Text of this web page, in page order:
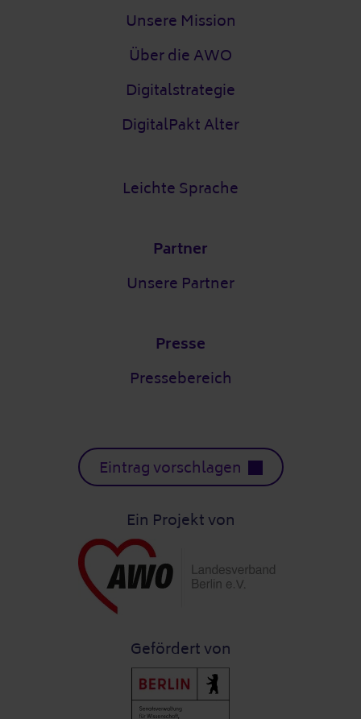
Unsere Mission
Über die AWO
Digitalstrategie
DigitalPakt Alter
Leichte Sprache
Partner
Unsere Partner
Presse
Pressebereich
Eintrag vorschlagen
Ein Projekt von
Gefördert von